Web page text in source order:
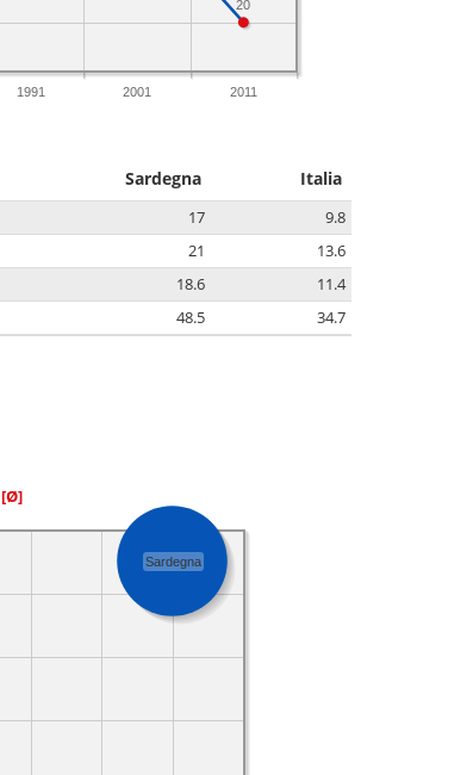
1991 2001 2011
20
Sardegna Italia
17
9.8
21
13.6
18.6
11.4
48.5 34.7
[Ø]
Sardegna